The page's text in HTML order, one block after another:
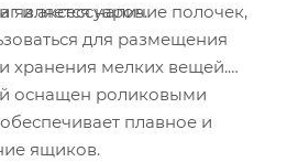
и аксессуаров.наличие полочек,
для размещения
хранения мелких вещей.
оснащен роликовыми
плавное и
ящиков.